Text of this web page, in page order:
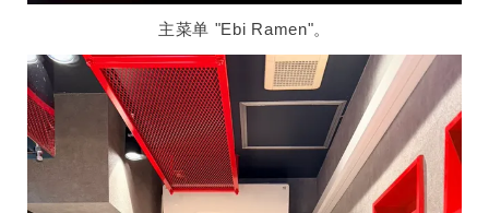
主菜单 "Ebi Ramen"。